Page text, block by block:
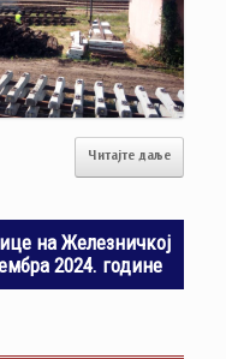
Читајте даље
на Железничкој
2024. године